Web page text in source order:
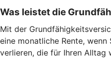
Was leistet die
Mit der
eine monatliche Rente,
verlieren, die für Ihren Alltag